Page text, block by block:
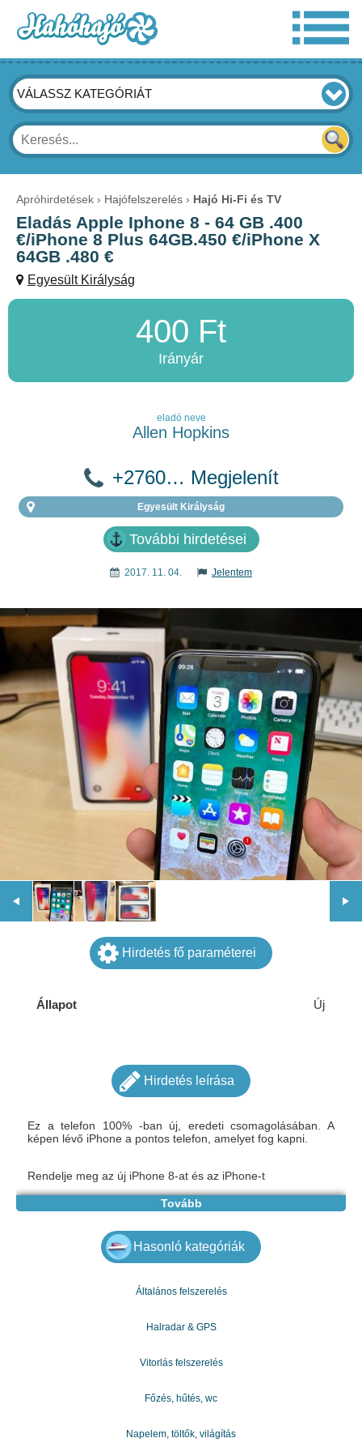
VÁLASSZ KATEGÓRIÁT
Apróhirdetések Hajófelszerelés Hajó Hi-Fi és TV
Eladás Apple Iphone 8 - 64 GB .400
€/iPhone 8 Plus 64GB.450 €/iPhone X
64GB .480 €
Egyesült Királyság
400 Ft
Irányár
eladó neve
Allen Hopkins
+2760… Megjelenít
Egyesült Királyság
További hirdetései
2017. 11. 04. Jelentem
Hirdetés fő paraméterei
Állapot Új
Hirdetés leírása
Ez a telefon 100% -ban új, eredeti csomagolásában. A
képen lévő iPhone a pontos telefon, amelyet fog kapni.
Rendelje meg az új iPhone 8-at és az iPhone-t
Azonnali szállítás elérhető !!!
Ezüst, szürke és arany kivitelben kapható.
Tovább
Hasonló kategóriák
Általános felszerelés
Halradar & GPS
Vitorlás felszerelés
Főzés, hűtés, wc
Napelem, töltők, világítás